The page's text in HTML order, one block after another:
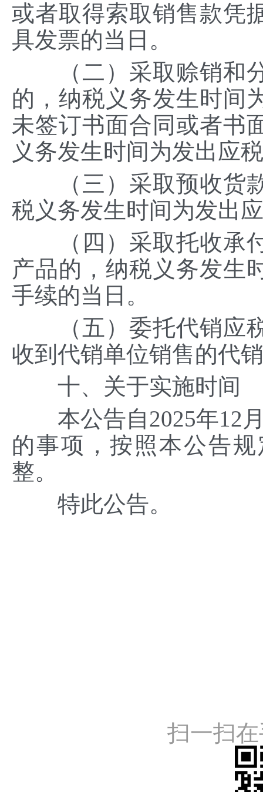
或者取得索取销售款凭
具发票的当日。
（二）采取赊销和分
的，纳税义务发生时间
未签订书面合同或者书
义务发生时间为发出应
（三）采取预收货款
税义务发生时间为发出
（四）采取托收承付
产品的，纳税义务发生
手续的当日。
（五）委托代销应税
收到代销单位销售的代
十、关于实施时间
本公告自2025年12月
的事项，按照本公告
整。
特此公告。
扫一扫